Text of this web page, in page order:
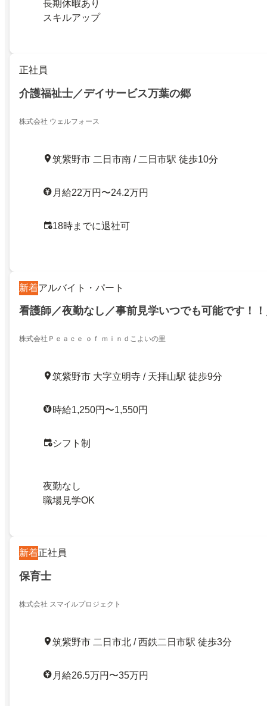
長期休暇あり
スキルアップ
正社員
介護福祉士／デイサービス万葉の郷
株式会社 ウェルフォース
筑紫野市 二日市南 / 二日市駅 徒歩10分
月給22万円〜24.2万円
18時までに退社可
新着アルバイト・パート
看護師／夜勤なし／事前見学いつでも可能です！
株式会社Ｐｅａｃｅ ｏｆ ｍｉｎｄこよいの里
筑紫野市 大字立明寺 / 天拝山駅 徒歩9分
時給1,250円〜1,550円
シフト制
夜勤なし
職場見学OK
新着正社員
保育士
株式会社 スマイルプロジェクト
筑紫野市 二日市北 / 西鉄二日市駅 徒歩3分
月給26.5万円〜35万円